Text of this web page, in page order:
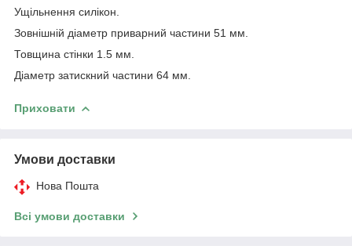
Ущільнення силікон.
Зовнішній діаметр приварний частини 51 мм.
Товщина стінки 1.5 мм.
Діаметр затискний частини 64 мм.
Приховати
Умови доставки
Нова Пошта
Всі умови доставки